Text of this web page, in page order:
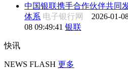
中国银联携手合作伙伴共同
体系 电子银行网 2026-01-
08 09:49:41 银联
快讯
NEWS FLASH 更多